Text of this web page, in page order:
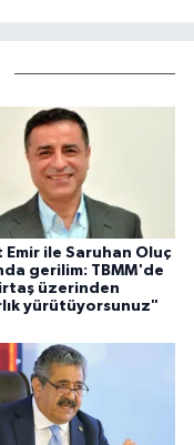
Emir ile Saruhan Oluç
gerilim: TBMM'de
üzerinden
yürütüyorsunuz"